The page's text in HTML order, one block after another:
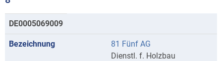
Kurse
mit
Anfangsbuchstaben
DE0005069009
81 Fünf AG
Dienstl. f. Holzbau